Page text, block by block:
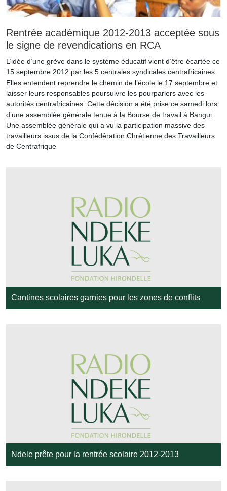
Rentrée académique 2012-2013 acceptée sous
le signe de revendications en RCA
L’idée d’une grève dans le système éducatif vient d’être écartée ce
15 septembre 2012 par les 5 centrales syndicales centrafricaines.
Elles entendent reprendre le chemin de l’école le 17 septembre et
laisser leurs responsables poursuivre les pourparlers avec les
autorités centrafricaines. Cette décision a été prise ce samedi lors
d’une assemblée générale tenue à la Bourse de travail à Bangui.
Une assemblée générale qui a vu la participation massive des
travailleurs issus de la Confédération Chrétienne des Travailleurs
de Centrafrique
Cantines scolaires garnies pour les zones de conflits
Ndele prête pour la rentrée scolaire 2012-2013